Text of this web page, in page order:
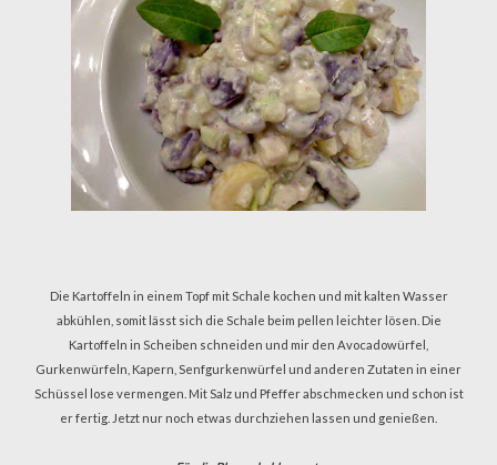
Die Kartoffeln in einem Topf mit Schale kochen und mit kalten Wasser
abkühlen, somit lässt sich die Schale beim pellen leichter lösen. Die
Kartoffeln in Scheiben schneiden und mir den Avocadowürfel,
Gurkenwürfeln, Kapern, Senfgurkenwürfel und anderen Zutaten in einer
Schüssel lose vermengen. Mit Salz und Pfeffer abschmecken und schon ist
er fertig. Jetzt nur noch etwas durchziehen lassen und genießen.